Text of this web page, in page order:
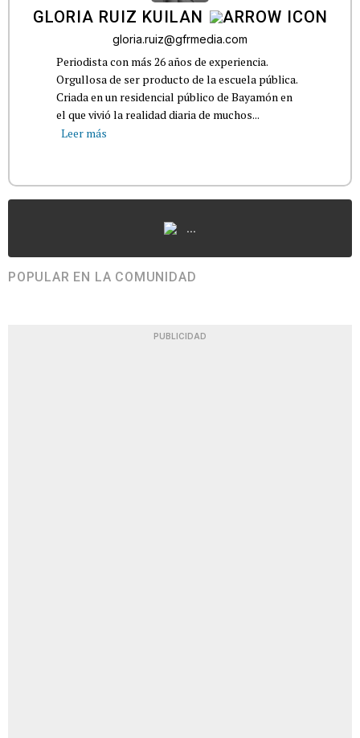
GLORIA RUIZ KUILAN
gloria.ruiz@gfrmedia.com
Periodista con más 26 años de experiencia.
Orgullosa de ser producto de la escuela pública.
Criada en un residencial público de Bayamón en
el que vivió la realidad diaria de muchos...
Leer más
...
POPULAR EN LA COMUNIDAD
PUBLICIDAD